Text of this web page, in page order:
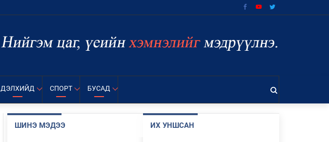
ДЭЛХИЙД СПОРТ БУСАД
ШИНЭ МЭДЭЭ ИХ УНШСАН